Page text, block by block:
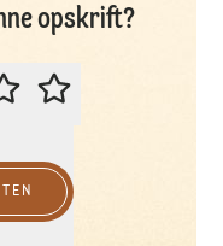
opskrift?
DENNE OPSKRIFT